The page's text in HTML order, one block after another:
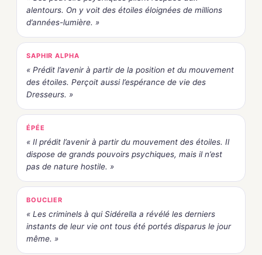
alentours. On y voit des étoiles éloignées de millions
d’années-lumière. »
SAPHIR ALPHA
« Prédit l’avenir à partir de la position et du mouvement
des étoiles. Perçoit aussi l’espérance de vie des
Dresseurs. »
ÉPÉE
« Il prédit l’avenir à partir du mouvement des étoiles. Il
dispose de grands pouvoirs psychiques, mais il n’est
pas de nature hostile. »
BOUCLIER
« Les criminels à qui Sidérella a révélé les derniers
instants de leur vie ont tous été portés disparus le jour
même. »